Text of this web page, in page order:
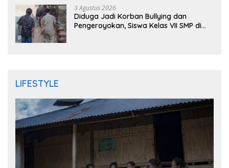
3 Agustus 2026
Diduga Jadi Korban Bullying dan
Pengeroyokan, Siswa Kelas VII SMP di
LIFESTYLE